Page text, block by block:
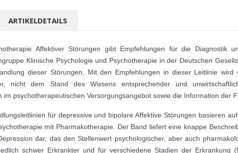
ARTIKELDETAILS
Affektiver Störungen gibt Empfehlungen für die Diagnostik
Klinische Psychologie und Psychotherapie in der Deutschen
dieser Störungen. Mit den Empfehlungen in dieser Leitlinie
nicht dem Stand des Wissens entsprechender und
im psychotherapeutischen Versorgungsangebot sowie die Information der
für depressive und bipolare Affektive Störungen basieren
mit Pharmakotherapie. Der Band liefert eine knappe
dar, das den Stellenwert psychologischer, aber auch
schwer Erkrankter und für verschiedene Stadien der Erkrankung